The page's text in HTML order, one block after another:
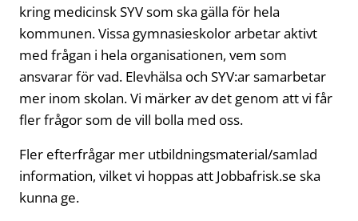
kring medicinsk SYV som ska gälla för hela
kommunen. Vissa gymnasieskolor arbetar aktivt
med frågan i hela organisationen, vem som
ansvarar för vad. Elevhälsa och SYV:ar samarbetar
mer inom skolan. Vi märker av det genom att vi får
fler frågor som de vill bolla med oss.
Fler efterfrågar mer utbildningsmaterial/samlad
information, vilket vi hoppas att Jobbafrisk.se ska
kunna ge.